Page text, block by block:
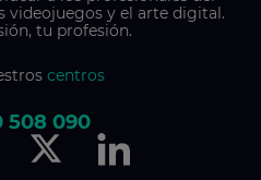
videojuegos y el arte digital.
tu profesión.
centros
508 090